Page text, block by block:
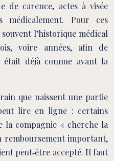
de carence, actes à visée
médicalement. Pour ces
l’historique médical
voire années, afin de
déjà connue avant la
que naissent une partie
lire en ligne : certains
la compagnie « cherche la
remboursement important,
peut‑être accepté. Il faut